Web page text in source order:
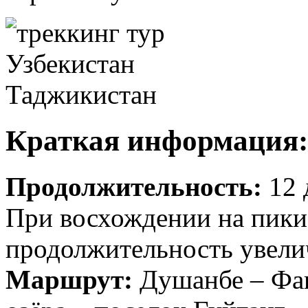
Краткая информация:
Продолжительность: 12
При восхождении на
продолжительность
Маршрут: Душанбе –